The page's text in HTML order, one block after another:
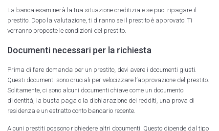
La banca esaminerà la tua situazione creditizia e se puoi ripagare il
prestito. Dopo la valutazione, ti diranno se il prestito è approvato. Ti
verranno proposte le condizioni del prestito.
Documenti necessari per la richiesta
Prima di fare domanda per un prestito, devi avere i documenti giusti.
Questi documenti sono cruciali per velocizzare l’approvazione del prestito.
Solitamente, ci sono alcuni documenti chiave come un documento
d’identità, la busta paga o la dichiarazione dei redditi, una prova di
residenza e un estratto conto bancario recente.
Alcuni prestiti possono richiedere altri documenti. Questo dipende dal tipo